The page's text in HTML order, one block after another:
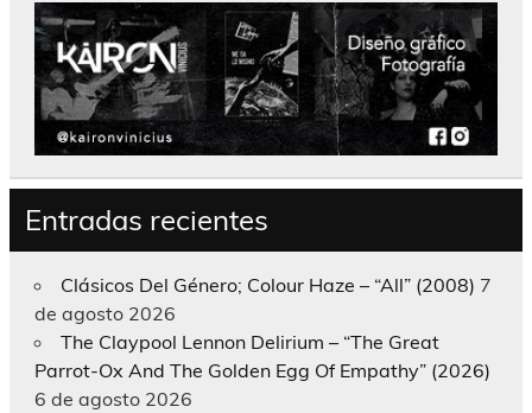
Entradas recientes
Clásicos Del Género; Colour Haze – “All” (2008) 7
de agosto 2026
The Claypool Lennon Delirium – “The Great
Parrot-Ox And The Golden Egg Of Empathy” (2026)
6 de agosto 2026